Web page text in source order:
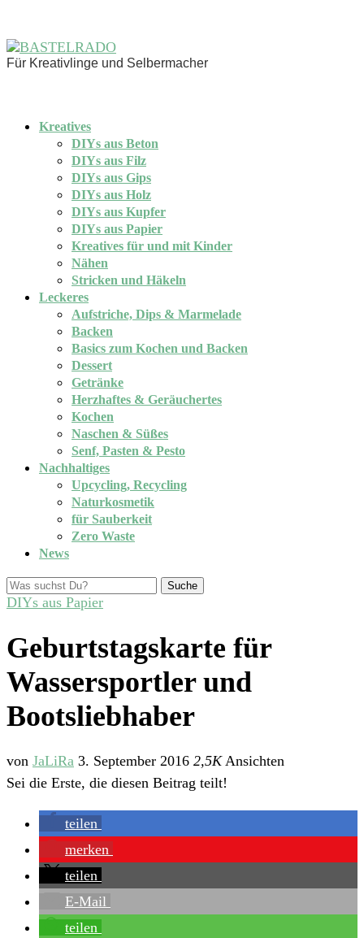
Für Kreativlinge und Selbermacher
Kreatives
DIYs aus Beton
DIYs aus Filz
DIYs aus Gips
DIYs aus Holz
DIYs aus Kupfer
DIYs aus Papier
Kreatives für und mit Kinder
Nähen
Stricken und Häkeln
Leckeres
Aufstriche, Dips & Marmelade
Backen
Basics zum Kochen und Backen
Dessert
Getränke
Herzhaftes & Geräuchertes
Kochen
Naschen & Süßes
Senf, Pasten & Pesto
Nachhaltiges
Upcycling, Recycling
Naturkosmetik
für Sauberkeit
Zero Waste
News
Suche
DIYs aus Papier
Geburtstagskarte für
Wassersportler und
Bootsliebhaber
von JaLiRa 3. September 2016 2,5KAnsichten
Sei die Erste, die diesen Beitrag teilt!
teilen
merken
teilen
E-Mail
teilen